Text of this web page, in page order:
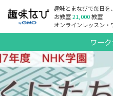
趣味とまなびで毎日を
お教室21,000教室
オンラインレッスン
ワー